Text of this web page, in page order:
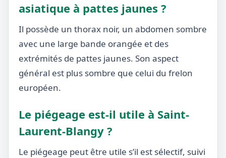
asiatique à pattes jaunes ?
Il possède un thorax noir, un abdomen sombre
avec une large bande orangée et des
extrémités de pattes jaunes. Son aspect
général est plus sombre que celui du frelon
européen.
Le piégeage est-il utile à Saint-
Laurent-Blangy ?
Le piégeage peut être utile s’il est sélectif, suivi